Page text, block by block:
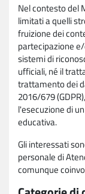
Nel contesto del
limitati a quelli
fruizione dei
partecipazione
sistemi di
ufficiali, né il
trattamento dei
2016/679
l'esecuzione di
educativa.
Gli interessati
personale di
comunque